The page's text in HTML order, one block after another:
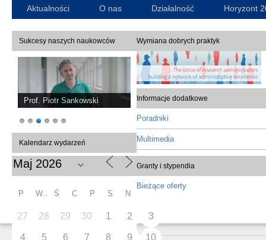
Aktualności O nas Działalność Horyzont
Sukcesy naszych naukowców
Prof. Piotr Sankowski
Kalendarz wydarzeń
P Ś C P S N
27 28 29 30 1 2 3
4 5 6 7 8 9 10
Wymiana dobrych praktyk
Informacje dodatkowe
Poradniki
Multimedia
Granty i stypendia
Bieżące oferty